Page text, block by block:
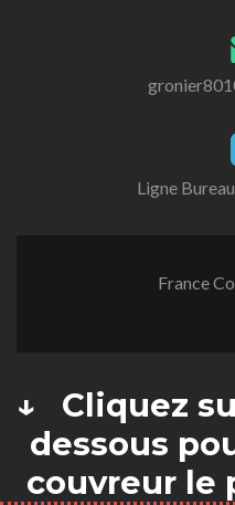
Ligne
France
↓ Cliquez
dessous
couvreur le